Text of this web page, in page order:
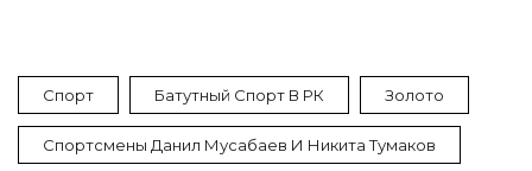
Спорт Батутный Спорт В РК Золото
Спортсмены Данил Мусабаев И Никита Тумаков